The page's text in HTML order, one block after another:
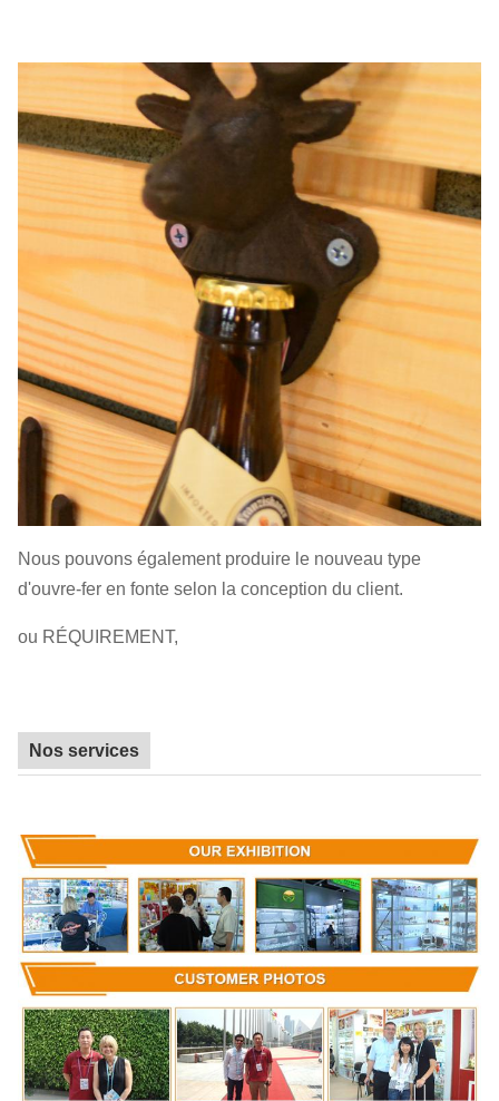
Nous pouvons également produire le nouveau type
d'ouvre-fer en fonte selon la conception du client.
ou RÉQUIREMENT,
Nos services